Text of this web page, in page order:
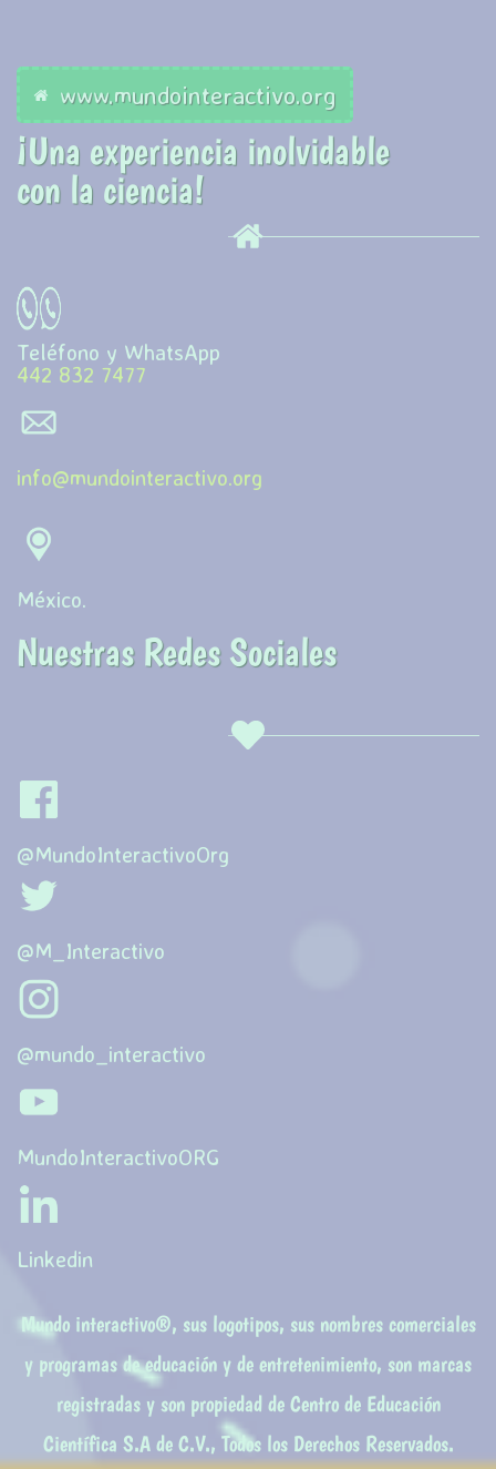
www.mundointeractivo.org
¡Una experiencia inolvidable
​con la ciencia!
Teléfono y WhatsApp
442 832 7477
info@mundointeractivo.org
México.
Nuestras Redes Sociales
@MundoInteractivoOrg
@M_Interactivo
@mundo_interactivo
MundoInteractivoORG
Linkedin
Mundo interactivo®, sus logotipos, sus nombres comerciales
y programas de educación y de entretenimiento, son marcas
registradas y son propiedad de Centro de Educación
Científica S.A de C.V., Todos los Derechos Reservados.